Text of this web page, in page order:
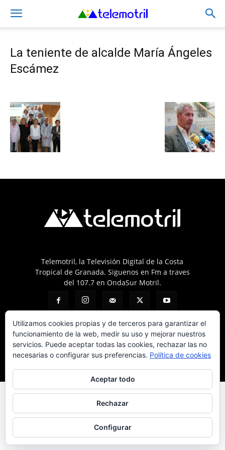
La teniente de alcalde María Ángeles
Escámez
Telemotril, la Televisión Digital de la Costa
Tropical de Granada. Siguenos en Fm a traves
del 107.7 en OndaSur Motril.
Política de cookies Más información sobre las cookies Contacto
© © 2025 Telemotril - Costa Tropical de Granada
Utilizamos cookies propias y de terceros para garantizar el
funcionamiento de la web, medir su uso y mejorar nuestros
servicios. Puede aceptar todas las cookies, rechazar las no
necesarias o configurar sus preferencias. Política de cookies
Aceptar todo
Rechazar
Configurar